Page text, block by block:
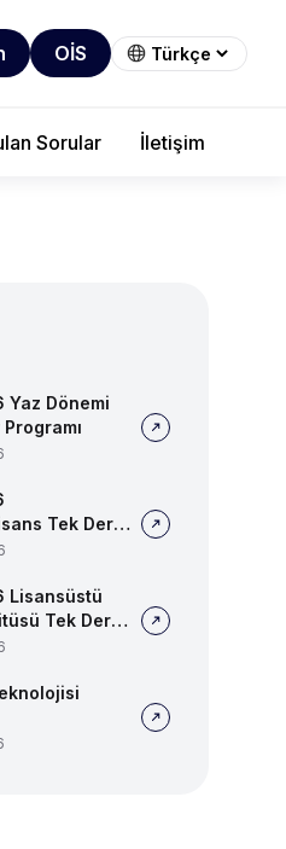
OİS
Sorular İletişim
Dönemi
Tek Ders
Lisansüstü
Tek Ders